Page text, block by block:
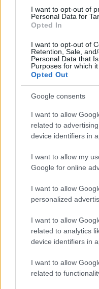
I want to opt-out of
Personal Data for
Opted In
I want to opt-out of
Retention, Sale,
Personal Data that
Purposes for which it
Opted Out
Google consents
I want to allow
related to
device identifiers in
I want to allow my
Google for online
I want to allow
personalized
I want to allow
related to analytics
device identifiers in
I want to allow
related to
INVESTIMENTOS
Como criar uma carteira
equilibrada
INVESTIMENTOS